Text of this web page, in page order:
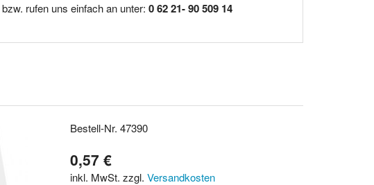
bzw. rufen uns einfach an unter: 0 62 21- 90 509 14
Bestell-Nr. 47390
0,57 €
inkl. MwSt. zzgl.Versandkosten